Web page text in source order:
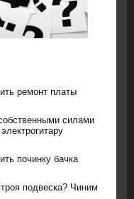
ремонт платы
силами
починку бачка
подвеска? Чиним